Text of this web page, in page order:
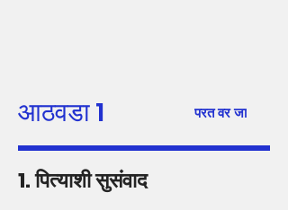
आठवडा 1 परत वर जा
1. पित्याशी सुसंवाद